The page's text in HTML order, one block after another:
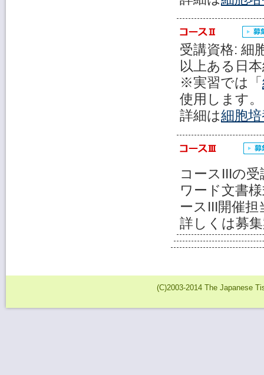
受講資格: 細
以上ある日
※実習では「
使用します。
詳細は細胞
コースIIIの
ワード文書
ースIII開催
詳しくは募
(C)2003-2014 The Japanese